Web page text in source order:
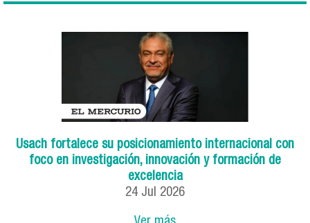
Usach fortalece su posicionamiento internacional con
foco en investigación, innovación y formación de
excelencia
24 Jul 2026